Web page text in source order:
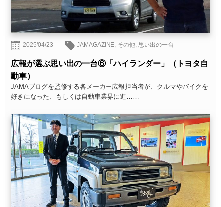
2025/04/23 JAMAGAZINE, その他,思い出の一台
広報が選ぶ思い出の一台⑥「ハイランダー」（トヨタ自
動車）
JAMAブログを監修する各メーカー広報担当者が、クルマやバイクを
好きになった、もしくは自動車業界に進……